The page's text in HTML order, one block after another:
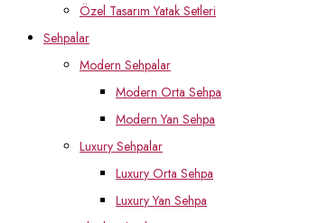
Özel Tasarım Yatak Setleri
Sehpalar
Modern Sehpalar
Modern Orta Sehpa
Modern Yan Sehpa
Luxury Sehpalar
Luxury Orta Sehpa
Luxury Yan Sehpa